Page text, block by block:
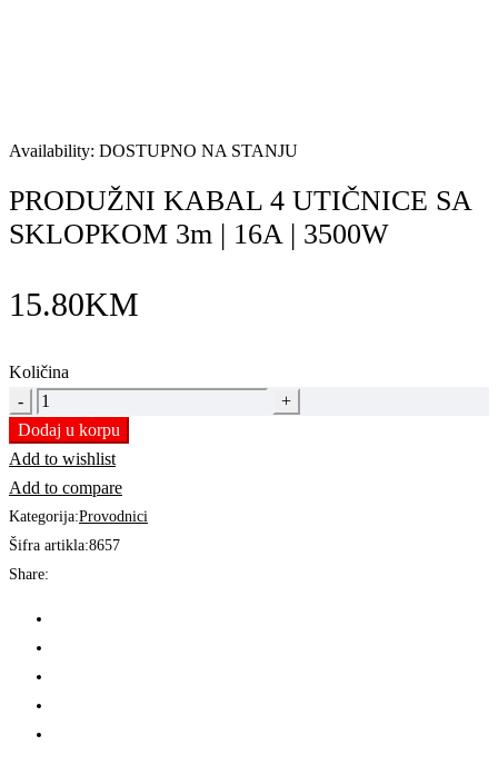
Availability: DOSTUPNO NA STANJU
PRODUŽNI KABAL 4 UTIČNICE SA
SKLOPKOM 3m | 16A | 3500W
15.80KM
Količina
PRODUŽNI
KABAL
4
UTIČNICE
SA
SKLOPKOM
3m
Dodaj u korpu
Add to wishlist
Add to compare
Kategorija:Provodnici
Šifra artikla:8657
Share: